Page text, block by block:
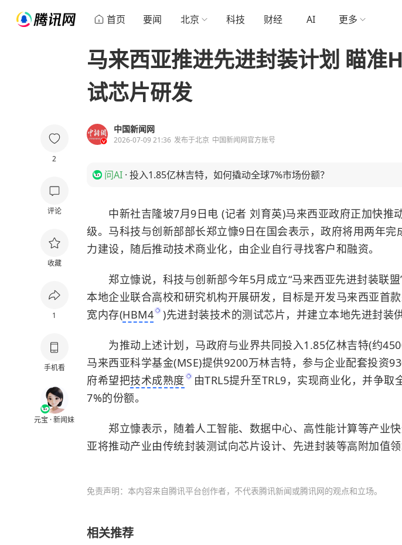
首页 要闻 北京 科技 财经 AI 更多
2
评论
收藏
1
手机看
元宝 · 新闻妹
马来西亚推进先进封装计划 瞄准
试芯片研发
中国新闻网
2026-07-09 21:36 发布于北京 中国新闻网官方账号
问AI · 投入1.85亿林吉特，如何撬动全球7%市场份额？
中新社吉隆坡7月9日电 (记者 刘育英)马来西亚政府正加快推
级。马科技与创新部部长郑立慷9日在国会表示，政府将用两年完
力建设，随后推动技术商业化，由企业自行寻找客户和融资。
郑立慷说，科技与创新部今年5月成立“马来西亚先进封装联盟
本地企业联合高校和研究机构开展研发，目标是开发马来西亚首
宽内存(HBM4 )先进封装技术的测试芯片，并建立本地先进封装
为推动上述计划，马政府与业界共同投入1.85亿林吉特(约
马来西亚科学基金(MSE)提供9200万林吉特，参与企业配套投资
府希望把技术成熟度
由TRL5提升至TRL9，实现商业化，并争取
7%的份额。
郑立慷表示，随着人工智能、数据中心、高性能计算等产业快
亚将推动产业由传统封装测试向芯片设计、先进封装等高附加值
免责声明：本内容来自腾讯平台创作者，不代表腾讯新闻或腾讯网的观点和立场。
相关推荐